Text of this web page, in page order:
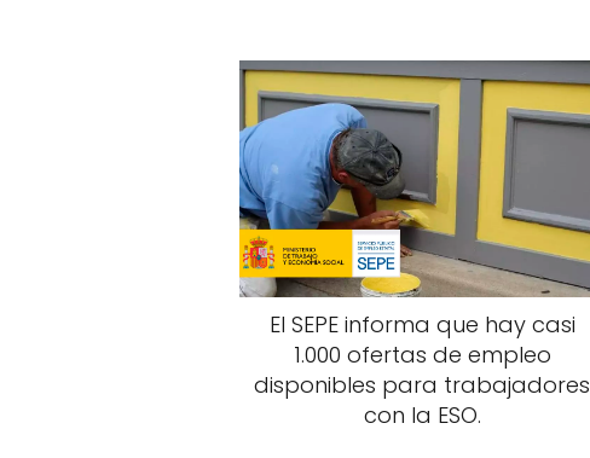
El SEPE informa que hay casi
1.000 ofertas de empleo
disponibles para trabajadores
con la ESO.